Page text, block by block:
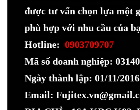
được tư vấn chọn lựa một
phù hợp với nhu cầu của
Hotline: 0903709707
Mã số doanh nghiệp:
Ngày thành lập: 01/11/2016
Email: